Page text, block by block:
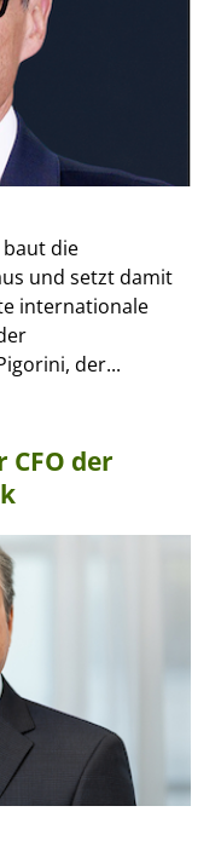
die
und setzt damit
internationale
der...
der